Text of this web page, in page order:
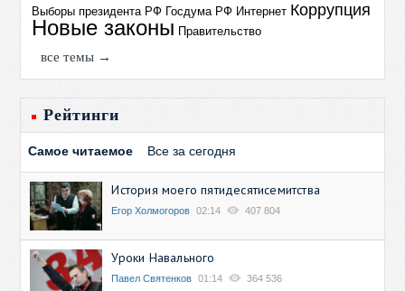
Выборы президента РФ Госдума РФ Интернет Коррупция
Новые законы Правительство
все темы →
Рейтинги
Самое читаемое Все за сегодня
История моего пятидесятисемитства
Егор Холмогоров 02:14 407 804
Уроки Навального
Павел Святенков 01:14 364 536